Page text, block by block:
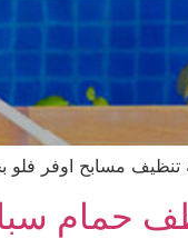
مسابح اوفر فلو
حمام